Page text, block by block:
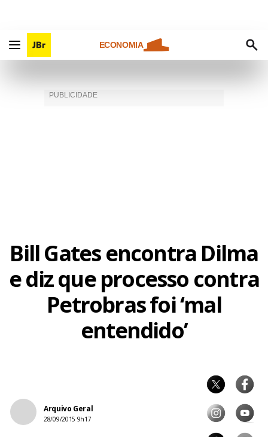
ECONOMIA
Bill Gates encontra Dilma
e diz que processo contra
Petrobras foi ‘mal
entendido’
Arquivo Geral
28/09/2015 9h17